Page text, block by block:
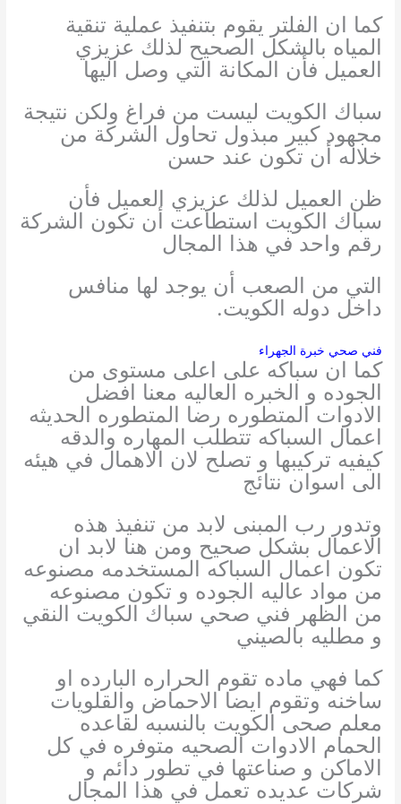
كما ان الفلتر يقوم بتنفيذ عملية تنقية
المياه بالشكل الصحيح لذلك عزيزي
العميل فأن المكانة التي وصل اليها
سباك الكويت ليست من فراغ ولكن نتيجة
مجهود كبير مبذول تحاول الشركة من
خلاله أن تكون عند حسن
ظن العميل لذلك عزيزي العميل فأن
سباك الكويت استطاعت أن تكون الشركة
رقم واحد في هذا المجال
التي من الصعب أن يوجد لها منافس
داخل دوله الكويت.
فني صحي خبرة الجهراء
كما ان سباكه على اعلى مستوى من
الجوده و الخبره العاليه معنا افضل
الادوات المتطوره رضا المتطوره الحديثه
اعمال السباكه تتطلب المهاره والدقه
كيفيه تركيبها و تصلح لان الاهمال في هيئه
الى اسوان نتائج
وتدور رب المبنى لابد من تنفيذ هذه
الاعمال بشكل صحيح ومن هنا لابد ان
تكون اعمال السباكه المستخدمه مصنوعه
من مواد عاليه الجوده و تكون مصنوعه
من الظهر فني صحي سباك الكويت النقي
و مطليه بالصيني
كما فهي ماده تقوم الحراره البارده او
ساخنه وتقوم ايضا الاحماض والقلويات
معلم صحى الكويت بالنسبه لقاعده
الحمام الادوات الصحيه متوفره في كل
الاماكن و صناعتها في تطور دائم و
شركات عديده تعمل في هذا المجال